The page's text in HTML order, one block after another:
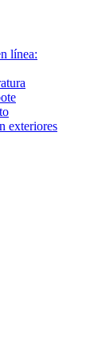
línea:
exteriores